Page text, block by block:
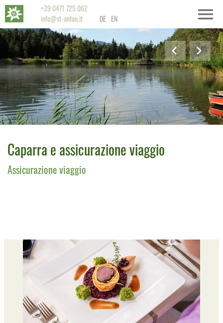
+39 0471 725 062
info@st-anton.it
DE EN
Caparra e assicurazione viaggio
Assicurazione viaggio